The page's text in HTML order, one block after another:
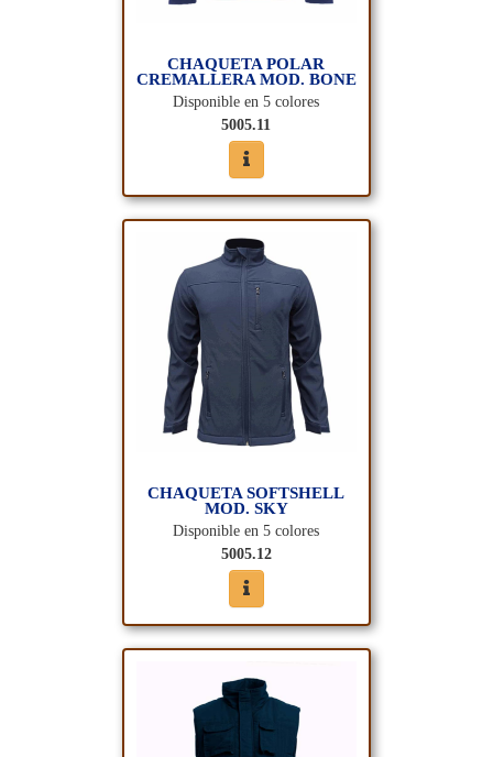
CHAQUETA POLAR
CREMALLERA MOD. BONE
Disponible en 5 colores
5005.11
CHAQUETA SOFTSHELL
MOD. SKY
Disponible en 5 colores
5005.12